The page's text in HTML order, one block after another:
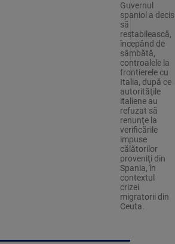
Guvernul
spaniol a decis
să
restabilească,
începând de
sâmbătă,
controalele la
frontierele cu
Italia, după ce
autorităţile
italiene au
refuzat să
renunţe la
verificările
impuse
călătorilor
proveniţi din
Spania, în
contextul
crizei
migratorii din
Ceuta.